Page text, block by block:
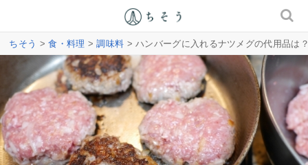
ちそう >食・料理 >調味料 > ハンバーグに入れるナツメグの代用品は